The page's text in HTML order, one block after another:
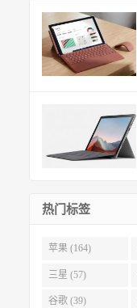
热门标签
苹果 (164)
三星 (57)
谷歌 (39)